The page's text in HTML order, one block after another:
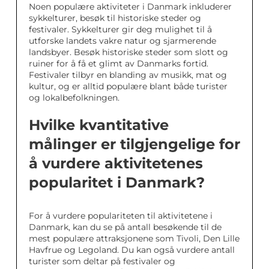
Noen populære aktiviteter i Danmark inkluderer
sykkelturer, besøk til historiske steder og
festivaler. Sykkelturer gir deg mulighet til å
utforske landets vakre natur og sjarmerende
landsbyer. Besøk historiske steder som slott og
ruiner for å få et glimt av Danmarks fortid.
Festivaler tilbyr en blanding av musikk, mat og
kultur, og er alltid populære blant både turister
og lokalbefolkningen.
Hvilke kvantitative
målinger er tilgjengelige for
å vurdere aktivitetenes
popularitet i Danmark?
For å vurdere populariteten til aktivitetene i
Danmark, kan du se på antall besøkende til de
mest populære attraksjonene som Tivoli, Den Lille
Havfrue og Legoland. Du kan også vurdere antall
turister som deltar på festivaler og